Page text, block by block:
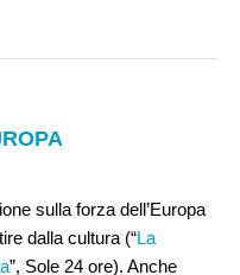
sulla forza dell’Europa
dalla cultura (“La
”, Sole 24 ore). Anche